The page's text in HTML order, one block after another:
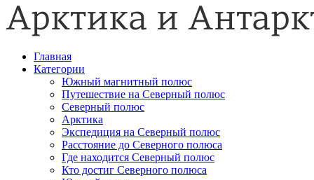
Главная
Категории
Южный магнитный полюс
Путешествие на Северный полюс
Северный полюс
Арктика
Экспедиция на Северный полюс
Расстояние до Северного полюса
Где находится Северный полюс
Кто достиг Северного полюса